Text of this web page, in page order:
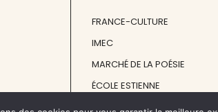
FRANCE-CULTURE
IMEC
MARCHÉ DE LA POÉSIE
ÉCOLE ESTIENNE